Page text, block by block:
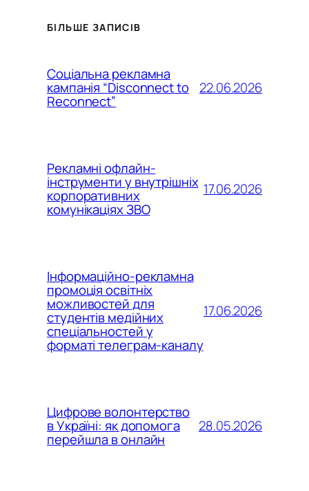
БІЛЬШЕ ЗАПИСІВ
Соціальна рекламна
кампанія “Disconnect to
Reconnect”
22.06.2026
Рекламні офлайн-
інструменти у внутрішніх
корпоративних
комунікаціях ЗВО
17.06.2026
Інформаційно-рекламна
промоція освітніх
можливостей для
студентів медійних
спеціальностей у
форматі телеграм-каналу
17.06.2026
Цифрове волонтерство
в Україні: як допомога
перейшла в онлайн
28.05.2026